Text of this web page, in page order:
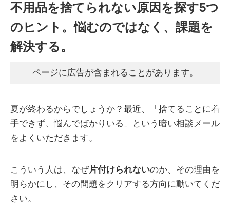
不用品を捨てられない原因を探す5つ
のヒント。悩むのではなく、課題を
解決する。
ページに広告が含まれることがあります。
夏が終わるからでしょうか？最近、「捨てることに着
手できず、悩んでばかりいる」という暗い相談メール
をよくいただきます。
こういう人は、なぜ片付けられないのか、その理由を
明らかにし、その問題をクリアする方向に動いてくだ
さい。